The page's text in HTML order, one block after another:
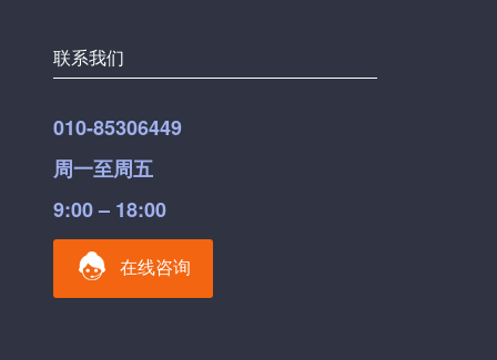
联系我们
010-85306449
周一至周五
9:00 – 18:00
在线咨询